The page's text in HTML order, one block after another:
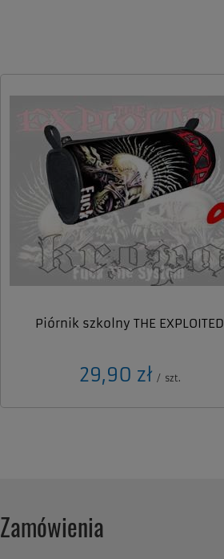
Piórnik szkolny THE EXPLOITED
29,90 zł / szt.
Zamówienia